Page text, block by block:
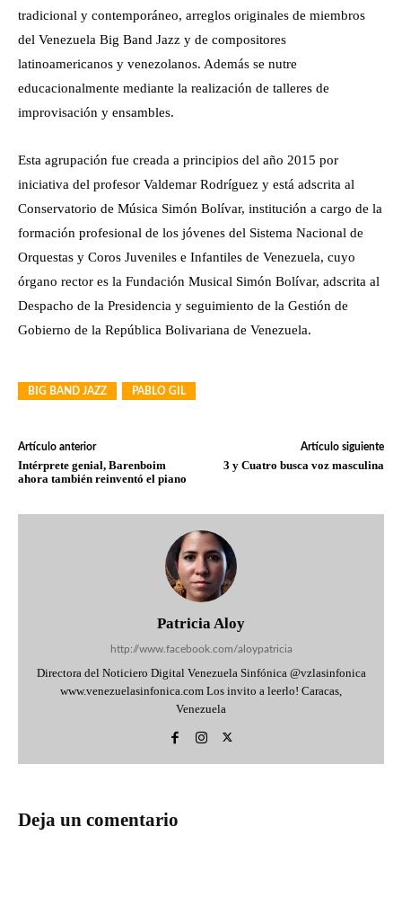
tradicional y contemporáneo, arreglos originales de miembros
del Venezuela Big Band Jazz y de compositores
latinoamericanos y venezolanos. Además se nutre
educacionalmente mediante la realización de talleres de
improvisación y ensambles.
Esta agrupación fue creada a principios del año 2015 por
iniciativa del profesor Valdemar Rodríguez y está adscrita al
Conservatorio de Música Simón Bolívar, institución a cargo de la
formación profesional de los jóvenes del Sistema Nacional de
Orquestas y Coros Juveniles e Infantiles de Venezuela, cuyo
órgano rector es la Fundación Musical Simón Bolívar, adscrita al
Despacho de la Presidencia y seguimiento de la Gestión de
Gobierno de la República Bolivariana de Venezuela.
BIG BAND JAZZ PABLO GIL
Artículo anterior
Intérprete genial, Barenboim
ahora también reinventó el piano
Artículo siguiente
3 y Cuatro busca voz masculina
Patricia Aloy
http://www.facebook.com/aloypatricia
Directora del Noticiero Digital Venezuela Sinfónica @vzlasinfonica
www.venezuelasinfonica.com Los invito a leerlo! Caracas,
Venezuela
Deja un comentario